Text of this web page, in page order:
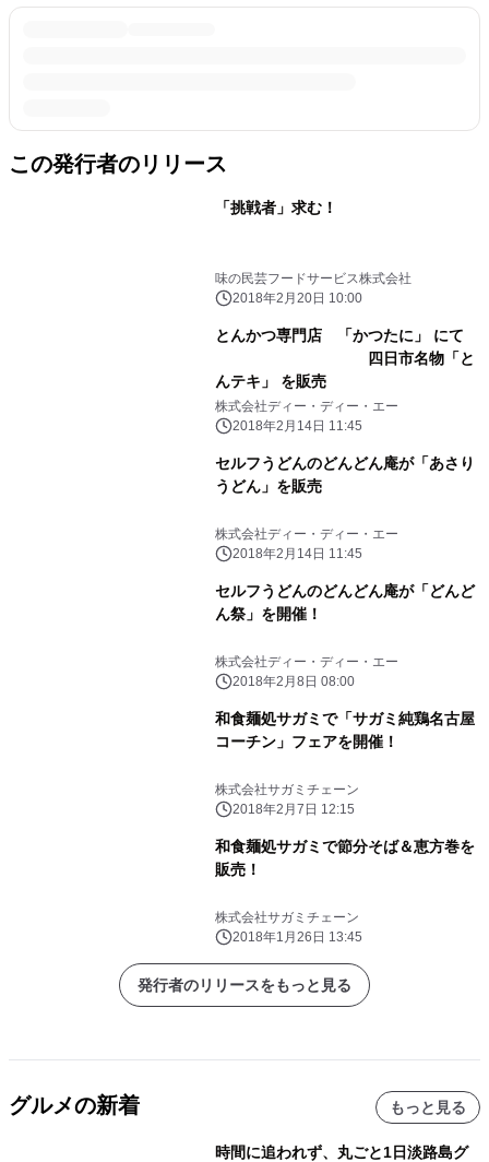
この発行者のリリース
「挑戦者」求む！
味の民芸フードサービス株式会社
2018年2月20日 10:00
とんかつ専門店 「かつたに」 にて
四日市名物「と
んテキ」 を販売
株式会社ディー・ディー・エー
2018年2月14日 11:45
セルフうどんのどんどん庵が「あさり
うどん」を販売
株式会社ディー・ディー・エー
2018年2月14日 11:45
セルフうどんのどんどん庵が「どんど
ん祭」を開催！
株式会社ディー・ディー・エー
2018年2月8日 08:00
和食麺処サガミで「サガミ純鶏名古屋
コーチン」フェアを開催！
株式会社サガミチェーン
2018年2月7日 12:15
和食麺処サガミで節分そば＆恵方巻を
販売！
株式会社サガミチェーン
2018年1月26日 13:45
発行者のリリースをもっと見る
グルメの新着 もっと見る
時間に追われず、丸ごと1日淡路島グ